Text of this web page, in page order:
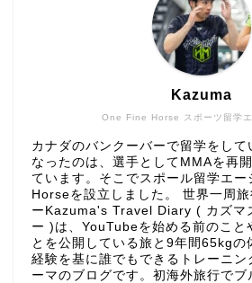
One Fine Horse スポーツ留学エ
Kazuma
カナダのバンクーバーで留学をして
なったのは、選手としてMMAを再
ています。そこでスポール留学エ
Horseを設立しました。 世界一周
ーKazuma's Travel Diary ( カズマ
ー )は、YouTubeを始める前のこと
とを公開している旅と9年間65kgの
経験を基に誰でもできるトレーニン
ーマのブログです。初海外旅行で